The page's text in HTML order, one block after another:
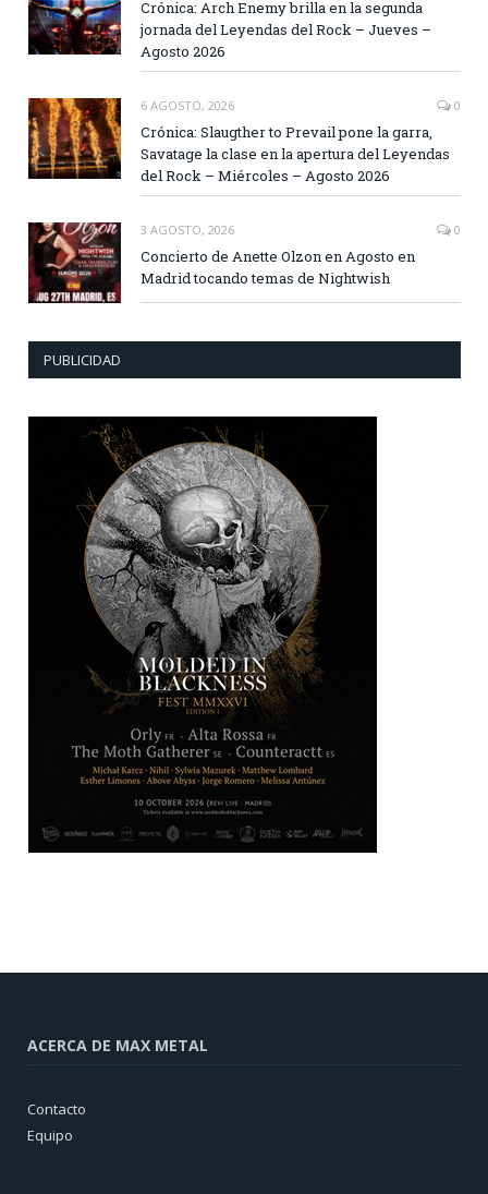
Crónica: Arch Enemy brilla en la segunda
jornada del Leyendas del Rock – Jueves –
Agosto 2026
6 AGOSTO, 2026 0
Crónica: Slaugther to Prevail pone la garra,
Savatage la clase en la apertura del Leyendas
del Rock – Miércoles – Agosto 2026
3 AGOSTO, 2026 0
Concierto de Anette Olzon en Agosto en
Madrid tocando temas de Nightwish
PUBLICIDAD
ACERCA DE MAX METAL
Contacto
Equipo